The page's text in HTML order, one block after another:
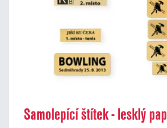
Samolepící štítek - lesklý